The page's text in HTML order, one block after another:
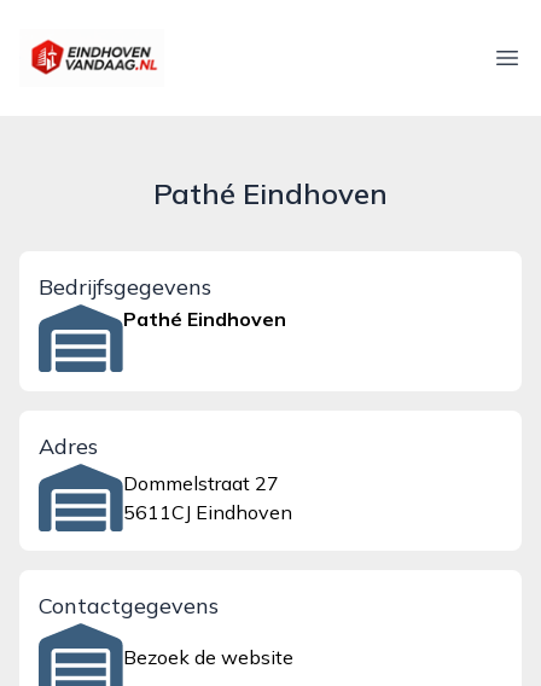
eindhovenvandaag.nl
Pathé Eindhoven
Bedrijfsgegevens
Pathé Eindhoven
Adres
Dommelstraat 27
5611CJ Eindhoven
Contactgegevens
Bezoek de website